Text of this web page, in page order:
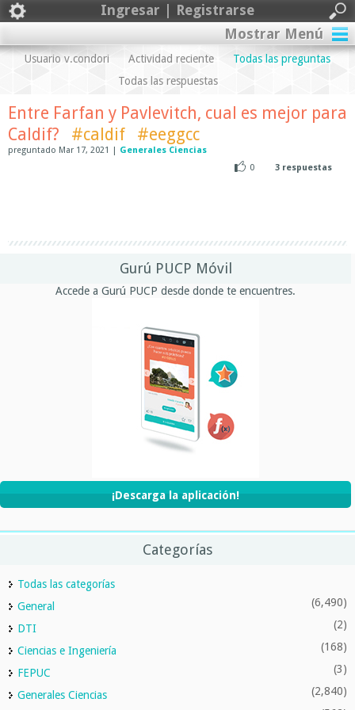
Ingresar | Registrarse
Mostrar Menú
Usuario v.condori Actividad reciente
Todas las preguntas
Todas las respuestas
Entre Farfan y Pavlevitch, cual es mejor para
Caldif?
#caldif #eeggcc
preguntado Mar 17, 2021 | Generales Ciencias
0
3 respuestas
Gurú PUCP Móvil
Accede a Gurú PUCP desde donde te encuentres.
¡Descarga la aplicación!
Categorías
Todas las categorías
General
(6,490)
DTI (2)
Ciencias e Ingeniería (168)
FEPUC (3)
Generales Ciencias
(2,840)